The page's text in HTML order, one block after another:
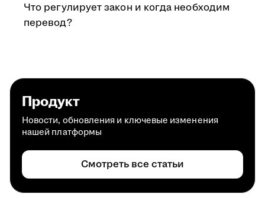
Что регулирует закон и когда необходим
перевод?
Продукт
Новости, обновления и ключевые изменения
нашей платформы
Смотреть все статьи